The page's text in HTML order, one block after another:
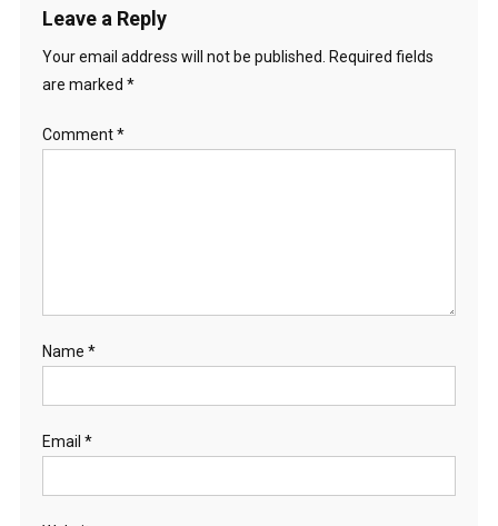
Leave a Reply
Your email address will not be published. Required fields
are marked *
Comment*
Name *
Email *